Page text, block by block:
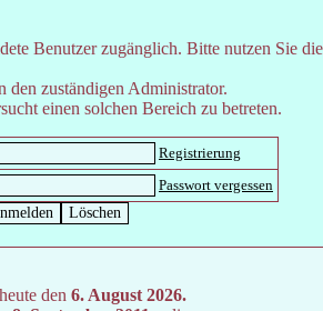
Benutzer zugänglich. Bitte nutzen Sie
den zuständigen Administrator.
einen solchen Bereich zu betreten.
Registrierung
Passwort vergessen
den 6. August 2026.